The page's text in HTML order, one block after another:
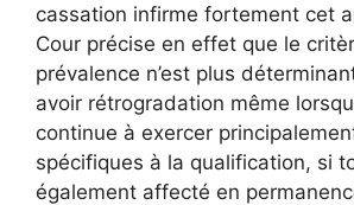
cassation infirme fortement cet
Cour précise en effet que le
prévalence n’est plus
avoir rétrogradation même
continue à exercer
spécifiques à la qualification, si
également affecté en